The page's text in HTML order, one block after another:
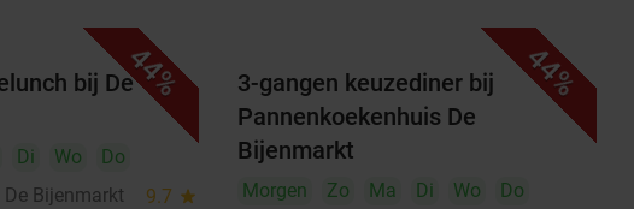
44%
bij De
Di Wo
Do
Bijenmarkt
9.7 star
44%
3-gangen keuzediner bij
Pannenkoekenhuis De
Bijenmarkt
Morgen Zo Ma Di Wo
Do
19
21 22 23 24 25 26 27
28
oktober 2026